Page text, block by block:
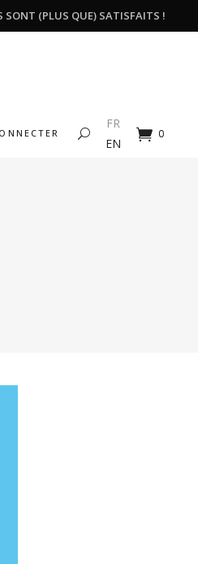
(PLUS QUE) SATISFAITS !
FR
EN
0